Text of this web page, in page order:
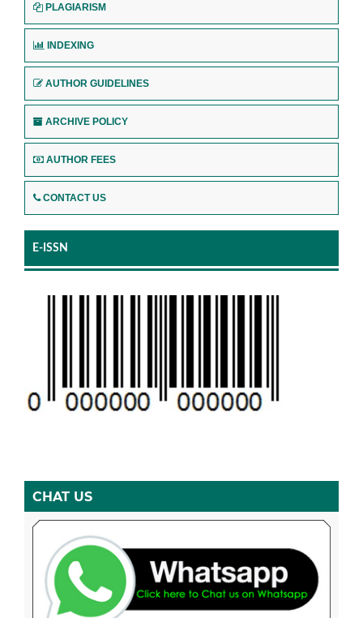
PLAGIARISM
INDEXING
AUTHOR GUIDELINES
ARCHIVE POLICY
AUTHOR FEES
CONTACT US
E-ISSN
CHAT US